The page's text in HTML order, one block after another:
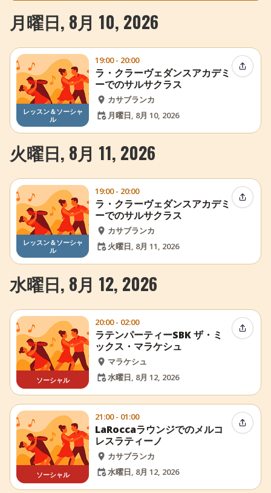
月曜日, 8月 10, 2026
レッスン＆ソーシャ
ル
19:00 - 20:00
ラ・クラーヴェダンスアカデミ
ーでのサルサクラス
カサブランカ
月曜日, 8月 10, 2026
イベン
火曜日, 8月 11, 2026
レッスン＆ソーシャ
ル
19:00 - 20:00
ラ・クラーヴェダンスアカデミ
ーでのサルサクラス
カサブランカ
火曜日, 8月 11, 2026
イベン
水曜日, 8月 12, 2026
ソーシャル
20:00 - 02:00
ラテンパーティーSBK ザ・ミ
ックス・マラケシュ
マラケシュ
水曜日, 8月 12, 2026
イベン
ソーシャル
21:00 - 01:00
LaRoccaラウンジでのメルコ
レスラティーノ
カサブランカ
水曜日, 8月 12, 2026
イベン